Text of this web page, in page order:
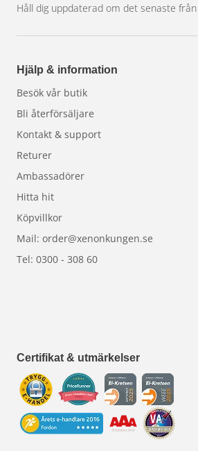
Håll dig uppdaterad om det senaste
Hjälp & information
Besök vår butik
Bli återförsäljare
Kontakt & support
Returer
Ambassadörer
Hitta hit
Köpvillkor
Mail: order@xenonkungen.se
Tel: 0300 - 308 60
Certifikat & utmärkelser